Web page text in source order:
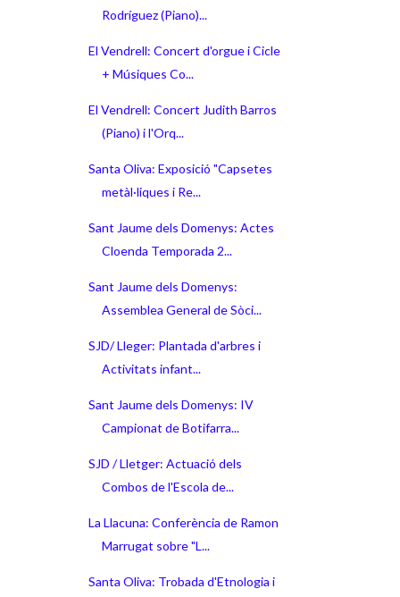
Rodríguez (Piano)...
El Vendrell: Concert d'orgue i Cicle
+ Músiques Co...
El Vendrell: Concert Judith Barros
(Piano) i l'Orq...
Santa Oliva: Exposició "Capsetes
metàl·liques i Re...
Sant Jaume dels Domenys: Actes
Cloenda Temporada 2...
Sant Jaume dels Domenys:
Assemblea General de Sòci...
SJD/ Lleger: Plantada d'arbres i
Activitats infant...
Sant Jaume dels Domenys: IV
Campionat de Botifarra...
SJD / Lletger: Actuació dels
Combos de l'Escola de...
La Llacuna: Conferència de Ramon
Marrugat sobre "L...
Santa Oliva: Trobada d'Etnologia i